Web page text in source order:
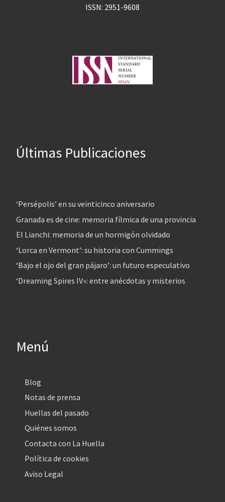
ISSN: 2951-9608
Últimas Publicaciones
‘Persépolis’ en su veinticinco aniversario
Granada es de cine: memoria fílmica de una provincia
El Lianchi: memoria de un hormigón olvidado
‘Lorca en Vermont’: su historia con Cummings
‘Bajo el ojo del gran pájaro’: un futuro especulativo
‘Dreaming Spires IV»: entre anécdotas y misterios
Menú
Blog
Notas de prensa
Huellas del pasado
Quiénes somos
Contacta con La Huella
Política de cookies
Aviso Legal